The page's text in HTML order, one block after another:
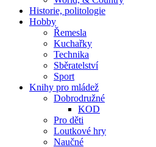
Historie, politologie
Hobby
Řemesla
Kuchařky
Technika
Sběratelství
Sport
Knihy pro mládež
Dobrodružné
KOD
Pro děti
Loutkové hry
Naučné